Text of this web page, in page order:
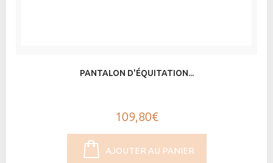
PANTALON D'ÉQUITATION...
109,80€
AJOUTER AU PANIER